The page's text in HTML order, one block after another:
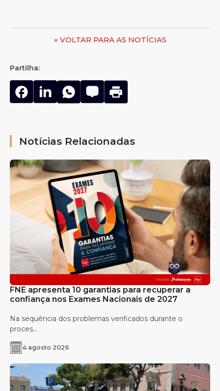
« VOLTAR PARA AS NOTÍCIAS
Partilha:
Notícias Relacionadas
FNE apresenta 10 garantias para recuperar a
confiança nos Exames Nacionais de 2027
Na sequência dos problemas verificados durante o
proces...
4 agosto 2026